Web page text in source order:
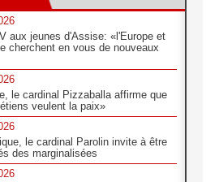
aux jeunes d'Assise: «l'Europe et
cherchent en vous de nouveaux
le cardinal Pizzaballa affirme que
veulent la paix»
le cardinal Parolin invite à être
des marginalisées